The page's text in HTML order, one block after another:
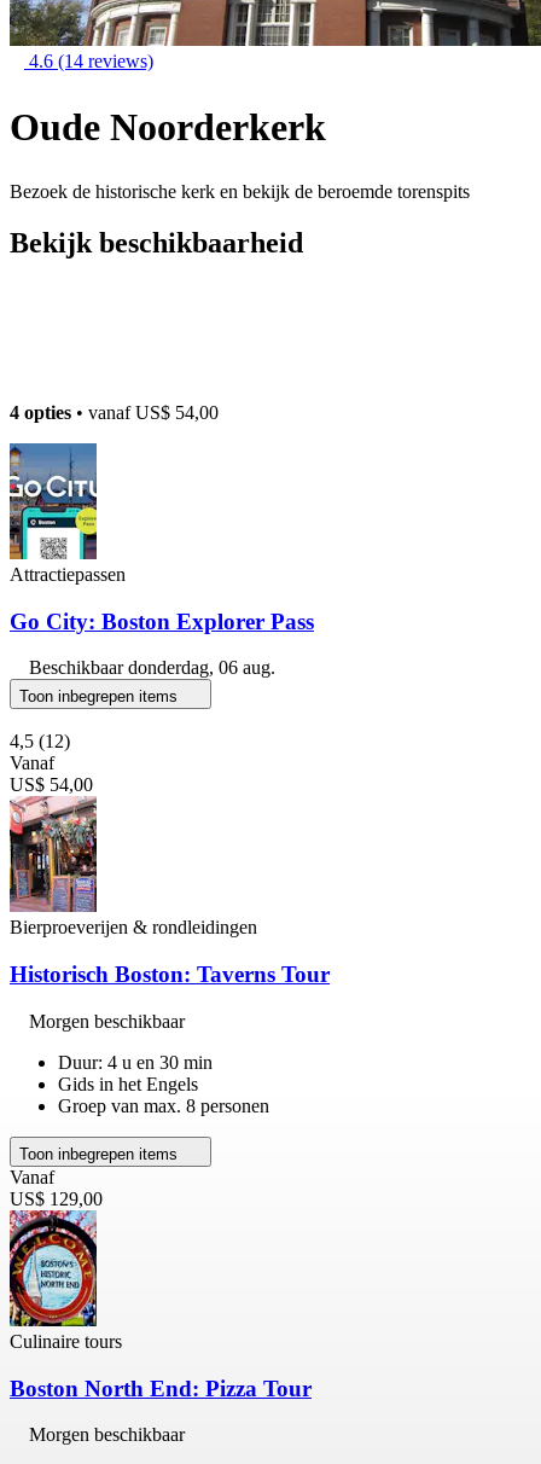
4.6 (14 reviews)
Oude Noorderkerk
Bezoek de historische kerk en bekijk de beroemde torenspits
Bekijk beschikbaarheid
4 opties • vanafUS$ 54,00
Attractiepassen
Go City: Boston Explorer Pass
Beschikbaardonderdag, 06 aug.
Toon inbegrepen items
4,5 (12)
Vanaf
US$ 54,00
Bierproeverijen & rondleidingen
Historisch Boston: Taverns Tour
Morgen beschikbaar
Duur: 4 u en 30 min
Gids in het Engels
Groep van max. 8 personen
Toon inbegrepen items
Vanaf
US$ 129,00
Culinaire tours
Boston North End: Pizza Tour
Morgen beschikbaar